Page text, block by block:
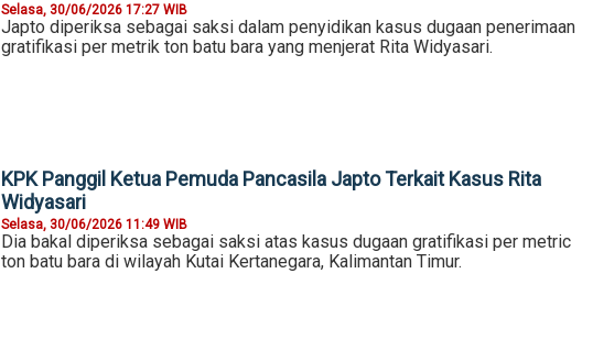
Selasa, 30/06/2026 17:27 WIB
Japto diperiksa sebagai saksi dalam penyidikan kasus dugaan penerimaan
gratifikasi per metrik ton batu bara yang menjerat Rita Widyasari.
KPK Panggil Ketua Pemuda Pancasila Japto Terkait Kasus Rita
Widyasari
Selasa, 30/06/2026 11:49 WIB
Dia bakal diperiksa sebagai saksi atas kasus dugaan gratifikasi per metric
ton batu bara di wilayah Kutai Kertanegara, Kalimantan Timur.